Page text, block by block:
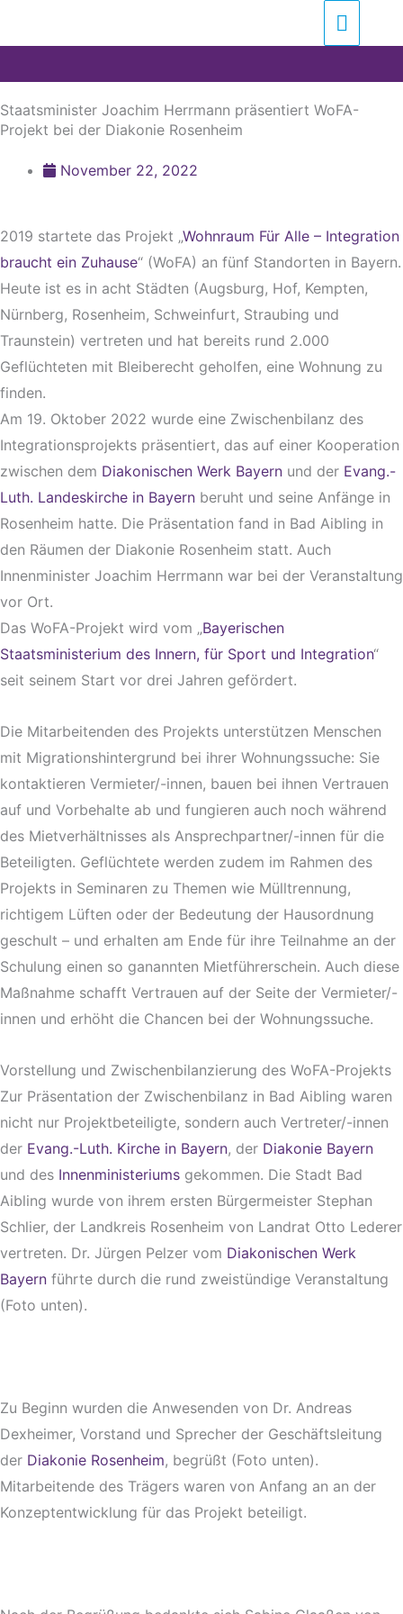
Staatsminister Joachim Herrmann präsentiert WoFA-
Projekt bei der Diakonie Rosenheim
November 22, 2022
2019 startete das Projekt „Wohnraum Für Alle – Integration
braucht ein Zuhause“ (WoFA) an fünf Standorten in Bayern.
Heute ist es in acht Städten (Augsburg, Hof, Kempten,
Nürnberg, Rosenheim, Schweinfurt, Straubing und
Traunstein) vertreten und hat bereits rund 2.000
Geflüchteten mit Bleiberecht geholfen, eine Wohnung zu
finden.
Am 19. Oktober 2022 wurde eine Zwischenbilanz des
Integrationsprojekts präsentiert, das auf einer Kooperation
zwischen dem Diakonischen Werk Bayern und der Evang.-
Luth. Landeskirche in Bayern beruht und seine Anfänge in
Rosenheim hatte. Die Präsentation fand in Bad Aibling in
den Räumen der Diakonie Rosenheim statt. Auch
Innenminister Joachim Herrmann war bei der Veranstaltung
vor Ort.
Das WoFA-Projekt wird vom „Bayerischen
Staatsministerium des Innern, für Sport und Integration“
seit seinem Start vor drei Jahren gefördert.
Die Mitarbeitenden des Projekts unterstützen Menschen
mit Migrationshintergrund bei ihrer Wohnungssuche: Sie
kontaktieren Vermieter/-innen, bauen bei ihnen Vertrauen
auf und Vorbehalte ab und fungieren auch noch während
des Mietverhältnisses als Ansprechpartner/-innen für die
Beteiligten. Geflüchtete werden zudem im Rahmen des
Projekts in Seminaren zu Themen wie Mülltrennung,
richtigem Lüften oder der Bedeutung der Hausordnung
geschult – und erhalten am Ende für ihre Teilnahme an der
Schulung einen so ganannten Mietführerschein. Auch diese
Maßnahme schafft Vertrauen auf der Seite der Vermieter/-
innen und erhöht die Chancen bei der Wohnungssuche.
Vorstellung und Zwischenbilanzierung des WoFA-Projekts
Zur Präsentation der Zwischenbilanz in Bad Aibling waren
nicht nur Projektbeteiligte, sondern auch Vertreter/-innen
der Evang.-Luth. Kirche in Bayern, der Diakonie Bayern
und des Innenministeriums gekommen. Die Stadt Bad
Aibling wurde von ihrem ersten Bürgermeister Stephan
Schlier, der Landkreis Rosenheim von Landrat Otto Lederer
vertreten. Dr. Jürgen Pelzer vom Diakonischen Werk
Bayern führte durch die rund zweistündige Veranstaltung
(Foto unten).
Zu Beginn wurden die Anwesenden von Dr. Andreas
Dexheimer, Vorstand und Sprecher der Geschäftsleitung
der Diakonie Rosenheim, begrüßt (Foto unten).
Mitarbeitende des Trägers waren von Anfang an an der
Konzeptentwicklung für das Projekt beteiligt.